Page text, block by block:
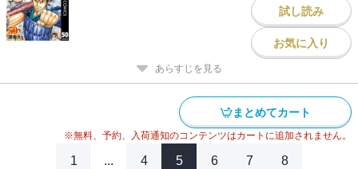
試し読み
お気に入り
あらすじを見る
まとめてカート
※無料、予約、入荷通知のコンテンツはカートに追加されません。
1 ... 4 5 6 7 8